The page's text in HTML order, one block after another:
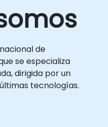
de
se especializa
dirigida por un
tecnologías.